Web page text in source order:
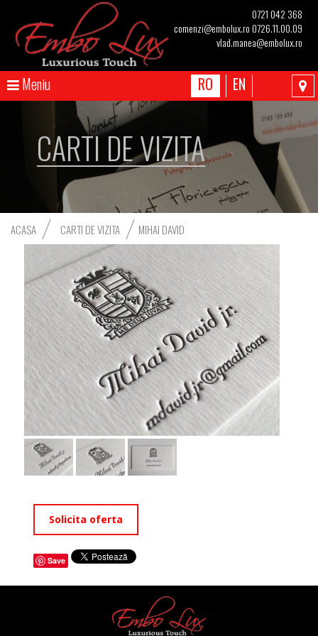
0721 042 368
comenzi@embolux.ro0726.11.00.09
vlad.manea@embolux.ro
Meniu RO EN
CARTI DE VIZITA
ACASA CARTI DE VIZITA MIHAI DAVID
Solicita oferta
Save